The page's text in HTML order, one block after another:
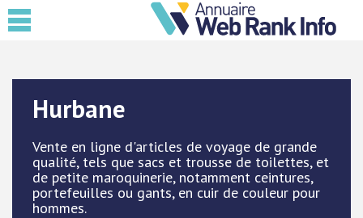
Hurbane
Vente en ligne d'articles de voyage de grande
qualité, tels que sacs et trousse de toilettes, et
de petite maroquinerie, notamment ceintures,
portefeuilles ou gants, en cuir de couleur pour
hommes.